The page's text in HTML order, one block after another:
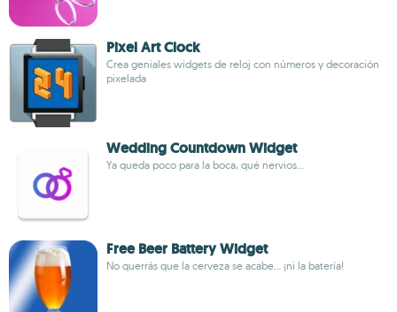
Pixel Art Clock
Crea geniales widgets de reloj con números y decoración
pixelada
Wedding Countdown Widget
Ya queda poco para la boca, qué nervios...
Free Beer Battery Widget
No querrás que la cerveza se acabe... ¡ni la batería!